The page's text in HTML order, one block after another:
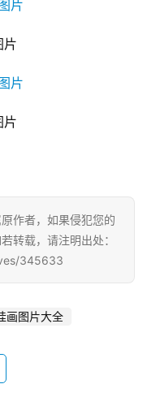
片
片
作者，如果侵犯您的
转载，请注明出处：
345633
画图片大全